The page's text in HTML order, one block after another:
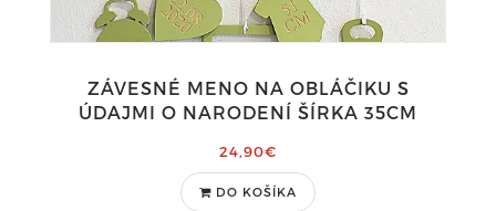
ZÁVESNÉ MENO NA OBLÁČIKU S
ÚDAJMI O NARODENÍ ŠÍRKA 35CM
24,90€
DO KOŠÍKA